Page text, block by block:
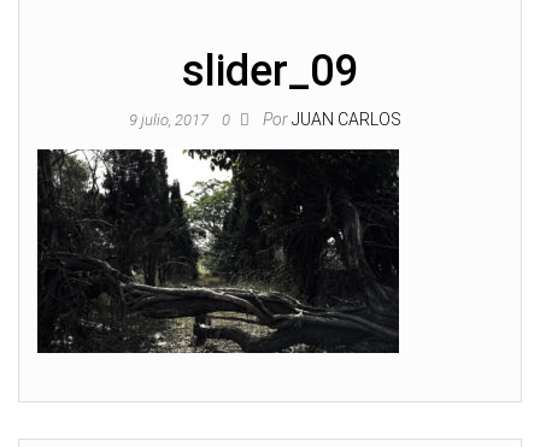
slider_09
9 julio, 2017 0 PorJUAN CARLOS